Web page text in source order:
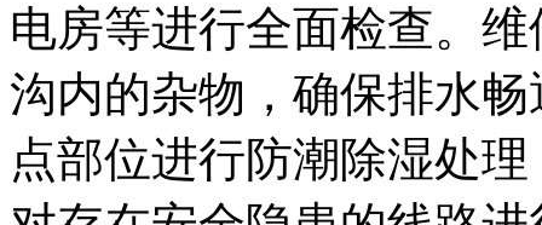
电房等进行全面检查。
沟内的杂物，确保排水
点部位进行防潮除湿处